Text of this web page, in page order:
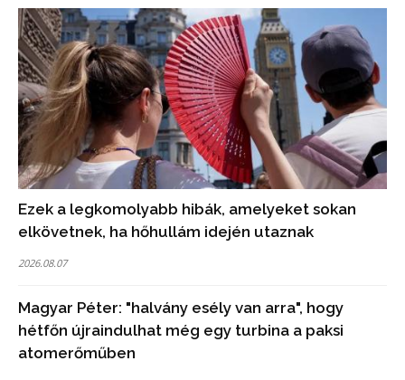
Ezek a legkomolyabb hibák, amelyeket sokan
elkövetnek, ha hőhullám idején utaznak
2026.08.07
Magyar Péter: "halvány esély van arra", hogy
hétfőn újraindulhat még egy turbina a paksi
atomerőműben